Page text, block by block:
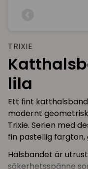
TRIXIE
lila
Ett fint
modernt
Trixie. Serien med
fin pastellig färgton,
Halsbandet är
säkerhetsspänne